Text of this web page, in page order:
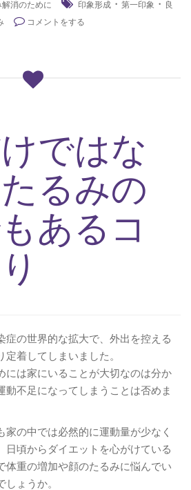
消のために 印象形成 ・ 第一印象 ・ 良
コメントをする
ではな
るみの
あるコ
症の世界的な拡大で、外出を控える
着してしまいました。
には家にいることが大切なのは分か
動不足になってしまうことは否めま
家の中では必然的に運動量が少なく
日頃からダイエットを心がけている
体重の増加や顔のたるみに悩んでい
ょうか。